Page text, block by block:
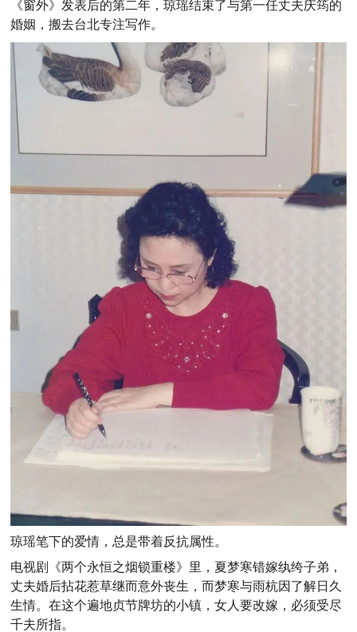
《窗外》发表后的第二年，琼瑶结束了与第一任丈夫庆筠的
婚姻，搬去台北专注写作。
琼瑶笔下的爱情，总是带着反抗属性。
电视剧《两个永恒之烟锁重楼》里，夏梦寒错嫁纨绔子弟，
丈夫婚后拈花惹草继而意外丧生，而梦寒与雨杭因了解日久
生情。在这个遍地贞节牌坊的小镇，女人要改嫁，必须受尽
千夫所指。